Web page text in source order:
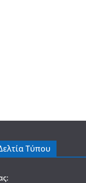
Τύπου